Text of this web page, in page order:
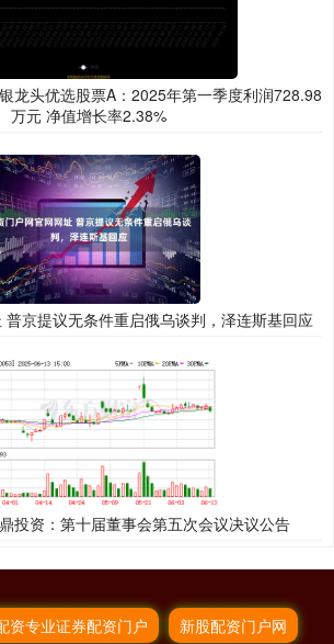
龙头优选股票A：2025年第一季度利润728.98
万元 净值增长率2.38%
京提议无条件重启俄乌谈判，泽连斯基回应
投资：第十届董事会第五次会议决议公告
资专业证券配资门户 新股配资门户网